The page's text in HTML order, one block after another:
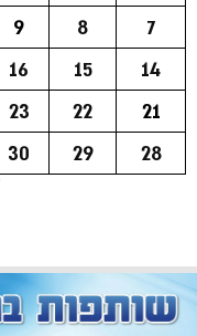
7
8
9
14
15
16
21
22
23
28
29
30